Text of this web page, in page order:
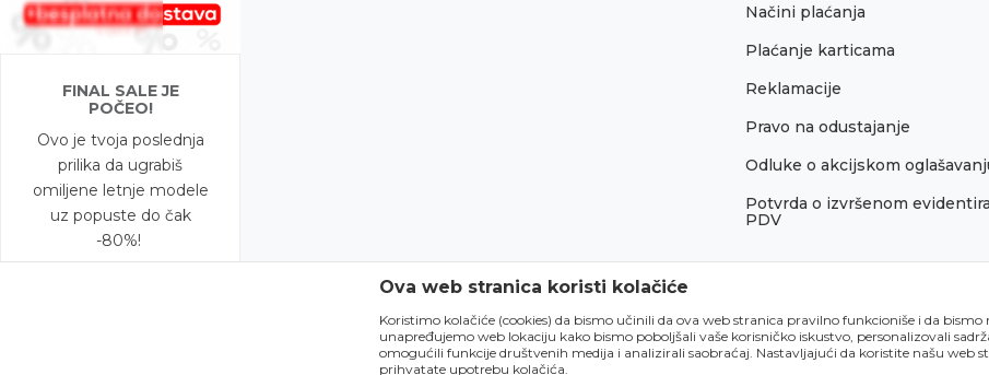
FINAL SALE JE
POČEO!
Ovo je tvoja poslednja
prilika da ugrabiš
omiljene letnje modele
uz popuste do čak
-80%!
PIB:
100637224
08698856
Načini plaćanja
Plaćanje karticama
Reklamacije
Pravo na odustajanje
Odluke o akcijskom
Potvrda o izvršenom
PDV
Ova web stranica koristi kolačiće
Koristimo kolačiće (cookies) da bismo učinili da ova web stranica pravilno funkcioniše i da bismo
unapređujemo web lokaciju kako bismo poboljšali vaše korisničko iskustvo, personalizovali
omogućili funkcije društvenih medija i analizirali saobraćaj. Nastavljajući da koristite našu web
prihvatate upotrebu kolačića.